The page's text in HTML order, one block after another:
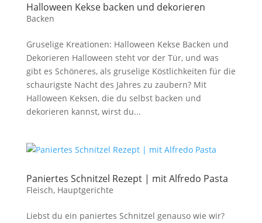
Halloween Kekse backen und dekorieren
Backen
Gruselige Kreationen: Halloween Kekse Backen und
Dekorieren Halloween steht vor der Tür, und was
gibt es Schöneres, als gruselige Köstlichkeiten für die
schaurigste Nacht des Jahres zu zaubern? Mit
Halloween Keksen, die du selbst backen und
dekorieren kannst, wirst du...
Paniertes Schnitzel Rezept | mit Alfredo Pasta
Fleisch, Hauptgerichte
Liebst du ein paniertes Schnitzel genauso wie wir?